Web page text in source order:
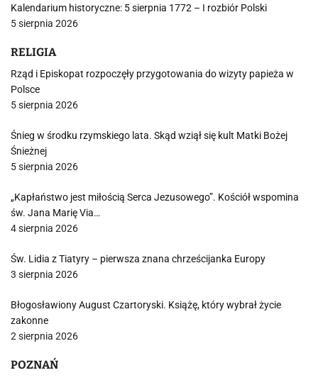
Kalendarium historyczne: 5 sierpnia 1772 – I rozbiór Polski
5 sierpnia 2026
RELIGIA
Rząd i Episkopat rozpoczęły przygotowania do wizyty papieża w
Polsce
5 sierpnia 2026
Śnieg w środku rzymskiego lata. Skąd wziął się kult Matki Bożej
Śnieżnej
5 sierpnia 2026
„Kapłaństwo jest miłością Serca Jezusowego”. Kościół wspomina
św. Jana Marię Via…
4 sierpnia 2026
Św. Lidia z Tiatyry – pierwsza znana chrześcijanka Europy
3 sierpnia 2026
Błogosławiony August Czartoryski. Książę, który wybrał życie
zakonne
2 sierpnia 2026
POZNAŃ